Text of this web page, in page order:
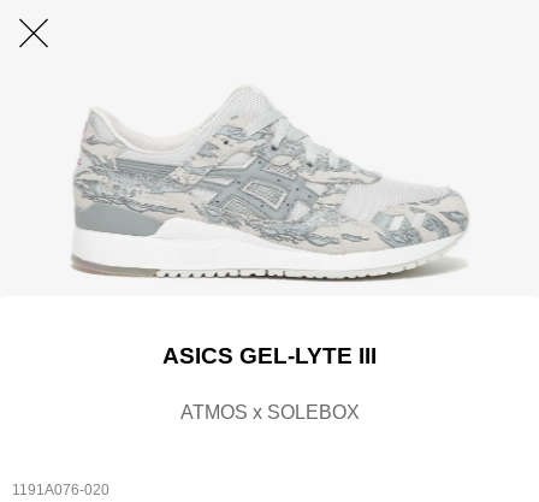
ASICS GEL-LYTE III
ATMOS x SOLEBOX
1191A076-020